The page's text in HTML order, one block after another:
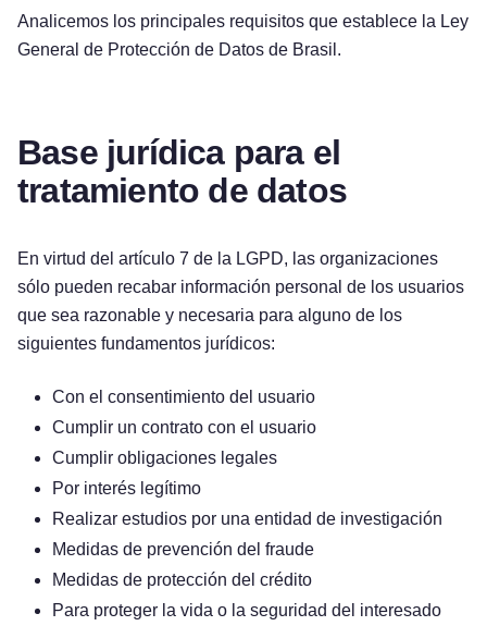
Analicemos los principales requisitos que establece la Ley
General de Protección de Datos de Brasil.
Base jurídica para el
tratamiento de datos
En virtud del artículo 7 de la LGPD, las organizaciones
sólo pueden recabar información personal de los usuarios
que sea razonable y necesaria para alguno de los
siguientes fundamentos jurídicos:
Con el consentimiento del usuario
Cumplir un contrato con el usuario
Cumplir obligaciones legales
Por interés legítimo
Realizar estudios por una entidad de investigación
Medidas de prevención del fraude
Medidas de protección del crédito
Para proteger la vida o la seguridad del interesado